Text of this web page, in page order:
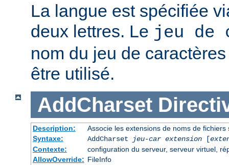
La langue est spécifiée
deux lettres. Le jeu de
nom du jeu de
être utilisé.
AddCharset
Description:
Associe les extensions de noms de
Syntaxe:
AddCharset jeu-car extension[
Contexte:
configuration du serveur, serveur virtuel,
AllowOverride: FileInfo